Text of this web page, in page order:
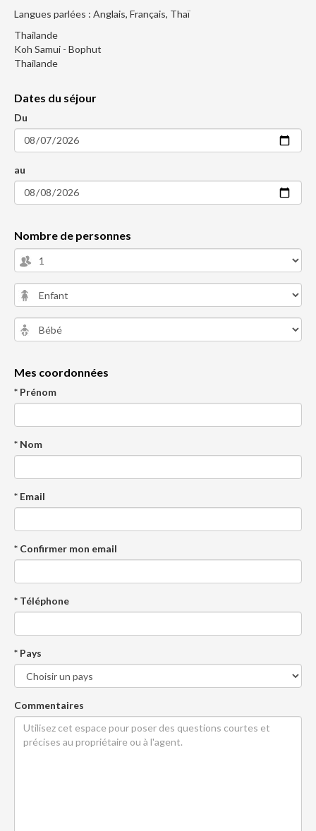
Langues parlées : Anglais, Français, Thaï
Thailande
Koh Samui - Bophut
Thailande
Dates du séjour
Du
au
Nombre de personnes
Mes coordonnées
* Prénom
* Nom
* Email
* Confirmer mon email
* Téléphone
* Pays
Commentaires